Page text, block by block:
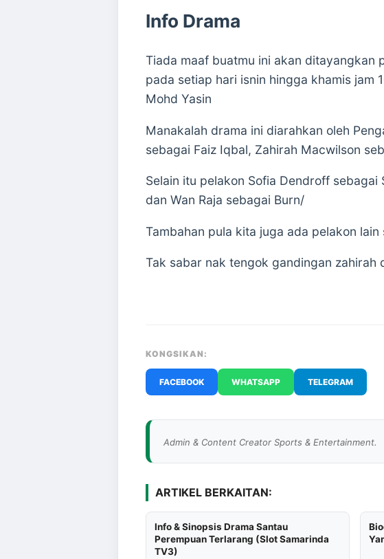
Info Drama
Tiada maaf buatmu ini akan
pada setiap hari isnin hingga khamis jam
Mohd Yasin
Manakalah drama ini diarahkan oleh
sebagai Faiz Iqbal, Zahirah Macwilson
Selain itu pelakon Sofia Dendroff
dan Wan Raja sebagai Burn/
Tambahan pula kita juga ada pelakon
Tak sabar nak tengok gandingan zahirah
KONGSIKAN:
FACEBOOK WHATSAPP TELEGRAM
Admin & Content Creator Sports & Entertainment.
ARTIKEL BERKAITAN:
Info & Sinopsis Drama Santau
Perempuan Terlarang (Slot Samarinda
TV3)